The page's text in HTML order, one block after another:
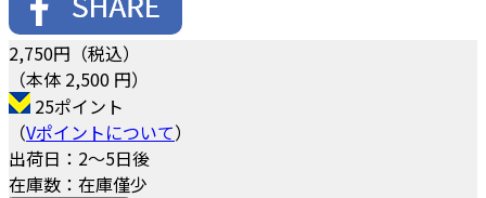
2,750円（税込）
（本体 2,500 円）
25ポイント
（Vポイントについて）
出荷日：2～5日後
在庫数：在庫僅少